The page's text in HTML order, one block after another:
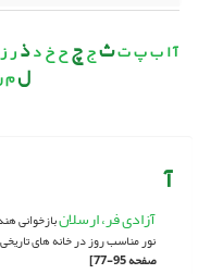
آابپتثجچحخدذرز
لم
آ
آزادی فر، ارسلانبازخوانی
نور مناسب روز در خانه های
صفحه 95-77]